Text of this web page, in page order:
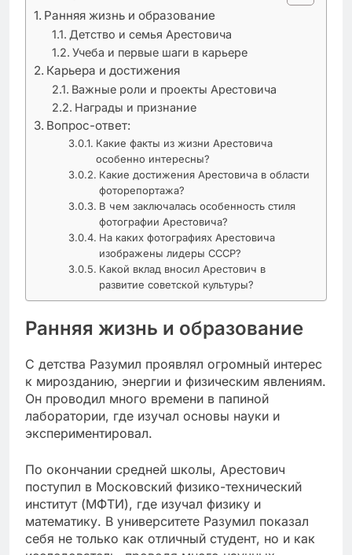
Ранняя жизнь и образование
Детство и семья Арестовича
Учеба и первые шаги в карьере
Карьера и достижения
Важные роли и проекты Арестовича
Награды и признание
Вопрос-ответ:
Какие факты из жизни Арестовича
особенно интересны?
Какие достижения Арестовича в области
фоторепортажа?
В чем заключалась особенность стиля
фотографии Арестовича?
На каких фотографиях Арестовича
изображены лидеры СССР?
Какой вклад вносил Арестович в
развитие советской культуры?
Ранняя жизнь и образование
С детства Разумил проявлял огромный интерес
к мирозданию, энергии и физическим явлениям.
Он проводил много времени в папиной
лаборатории, где изучал основы науки и
экспериментировал.
По окончании средней школы, Арестович
поступил в Московский физико-технический
институт (МФТИ), где изучал физику и
математику. В университете Разумил показал
себя не только как отличный студент, но и как